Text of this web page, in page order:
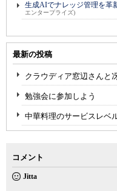
生成AIでナレッジ管理を
エンタープライズ)
最新の投稿
クラウディア窓辺さんと
勉強会に参加しよう
中華料理のサービスレベ
コメント
Jitta